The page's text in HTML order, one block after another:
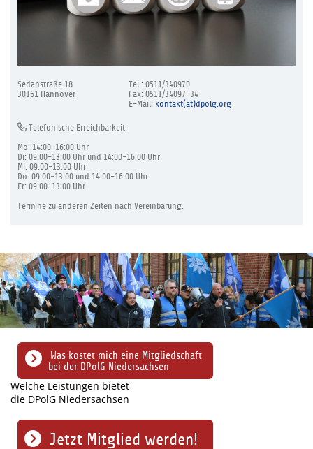
Sedanstraße 18
30161 Hannover
Tel.: 0511/340970
Fax: 0511/34097-34
E-Mail: kontakt(at)dpolg.org
Telefonische Erreichbarkeit:
Mo: 14:00-16:00 Uhr
Di: 09:00-13:00 Uhr und 14:00-16:00 Uhr
Mi: 09:00-13:00 Uhr
Do: 09:00-13:00 und 14:00-16:00 Uhr
Fr: 09:00-13:00 Uhr
Termine zu anderen Zeiten nach Vereinbarung.
Was kostet mich eine Mitgliedschaft
bei der DPolG Niedersachsen
Welche Leistungen bietet
die DPolG Niedersachsen
Jetzt Mitglied werden!